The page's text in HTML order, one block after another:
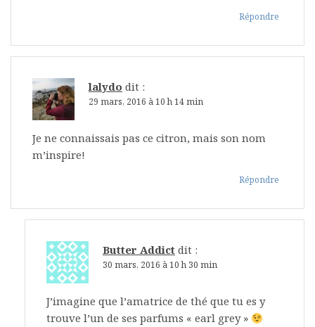
Répondre
lalydo dit :
29 mars, 2016 à 10 h 14 min
Je ne connaissais pas ce citron, mais son nom
m’inspire!
Répondre
Butter Addict dit :
30 mars, 2016 à 10 h 30 min
J’imagine que l’amatrice de thé que tu es y
trouve l’un de ses parfums « earl grey »